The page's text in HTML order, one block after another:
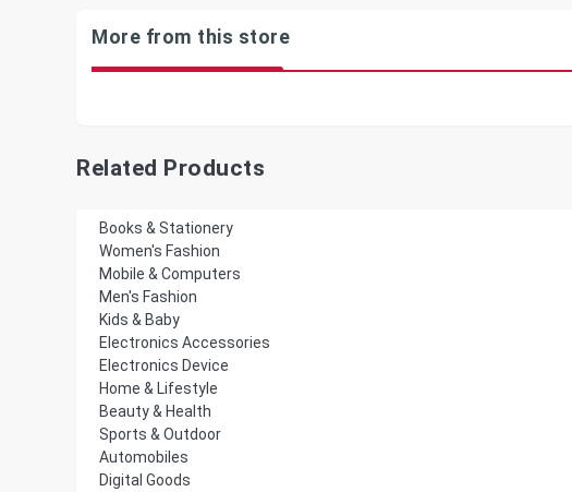
More from this store
Related Products
Books & Stationery
Women's Fashion
Mobile & Computers
Men's Fashion
Kids & Baby
Electronics Accessories
Electronics Device
Home & Lifestyle
Beauty & Health
Sports & Outdoor
Automobiles
Digital Goods